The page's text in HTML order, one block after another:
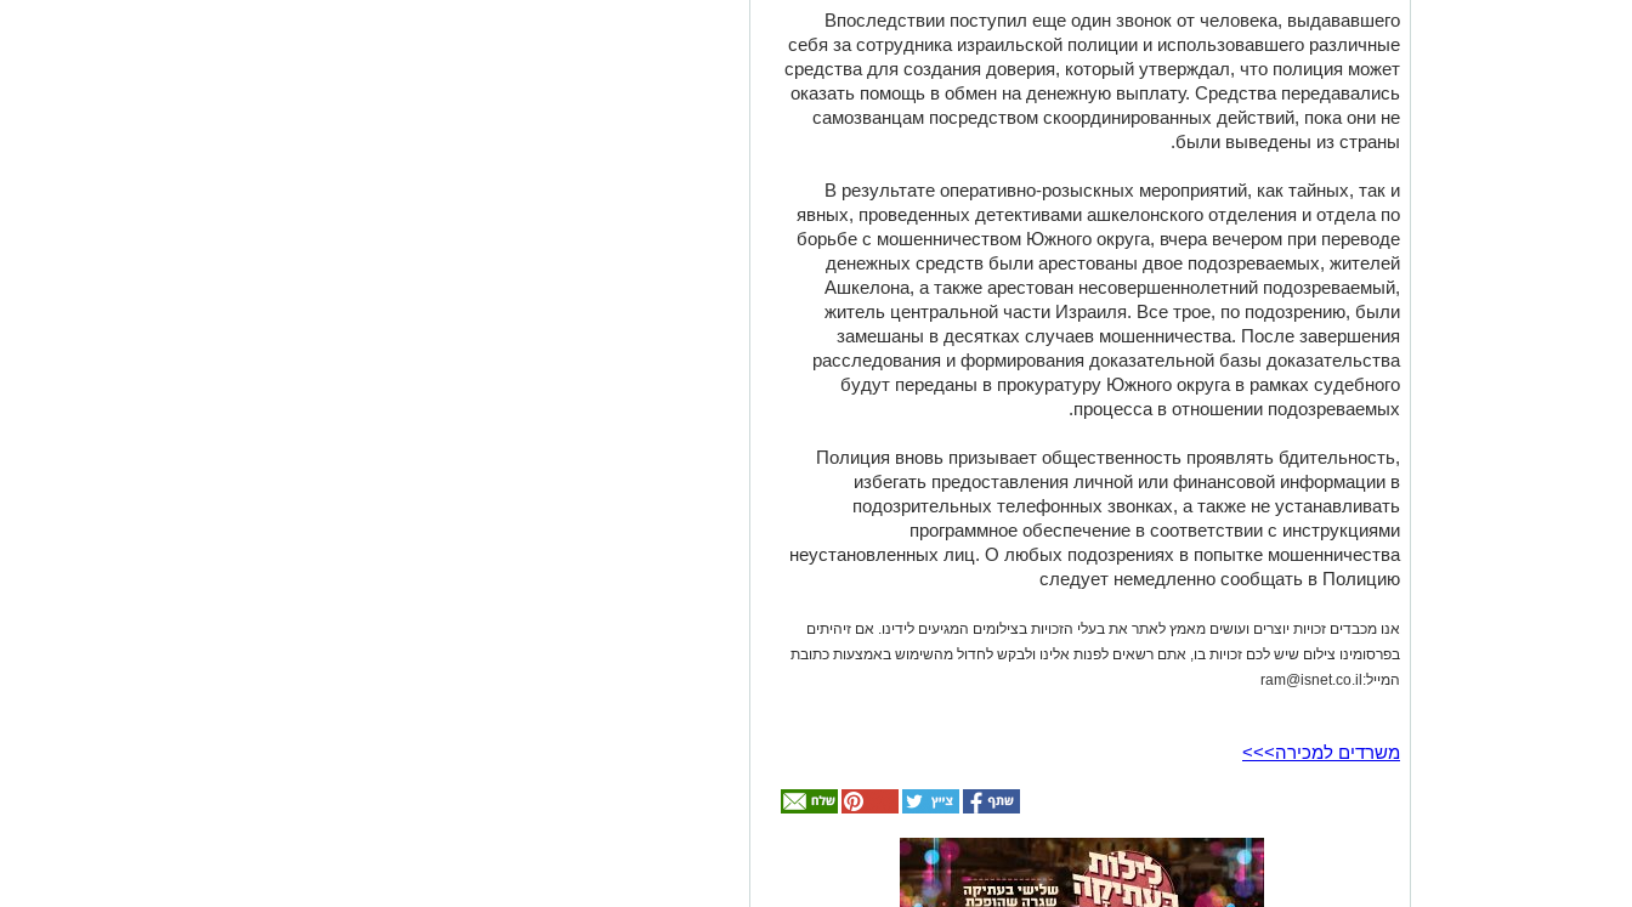
Впоследствии поступил еще один звонок от человека, выдававшего
себя за сотрудника израильской полиции и использовавшего различные
средства для создания доверия, который утверждал, что полиция может
оказать помощь в обмен на денежную выплату. Средства передавались
самозванцам посредством скоординированных действий, пока они не
были выведены из страны.
В результате оперативно-розыскных мероприятий, как тайных, так и
явных, проведенных детективами ашкелонского отделения и отдела по
борьбе с мошенничеством Южного округа, вчера вечером при переводе
денежных средств были арестованы двое подозреваемых, жителей
Ашкелона, а также арестован несовершеннолетний подозреваемый,
житель центральной части Израиля. Все трое, по подозрению, были
замешаны в десятках случаев мошенничества. После завершения
расследования и формирования доказательной базы доказательства
будут переданы в прокуратуру Южного округа в рамках судебного
процесса в отношении подозреваемых.
Полиция вновь призывает общественность проявлять бдительность,
избегать предоставления личной или финансовой информации в
подозрительных телефонных звонках, а также не устанавливать
программное обеспечение в соответствии с инструкциями
неустановленных лиц. О любых подозрениях в попытке мошенничества
следует немедленно сообщать в Полицию
אנו מכבדים זכויות יוצרים ועושים מאמץ לאתר את בעלי הזכויות בצילומים המגיעים לידינו. אם זיהיתים
בפרסומינו צילום שיש לכם זכויות בו, אתם רשאים לפנות אלינו ולבקש לחדול מהשימוש באמצעות כתובת
המייל: ram@isnet.co.il
משרדים למכירה>>>